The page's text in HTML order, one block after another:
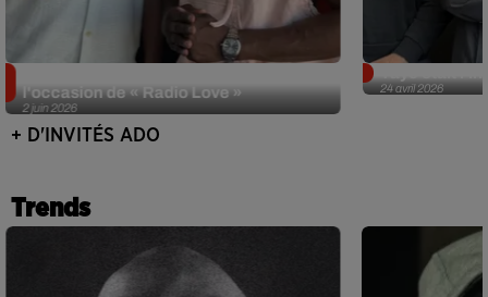
2 juin 2026
l'occasion de « Radio Love »
24 avril 2026
+ D'INVITÉS ADO
Trends